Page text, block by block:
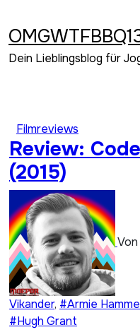
springen
Dein Lieblingsblog für
Filmreviews
Review:
(2015)
Von
Vikander, #Armie
#Hugh Grant